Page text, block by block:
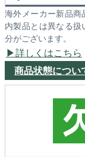
海外メーカー新品商
内製品とは異なる扱
分がございます。
詳しくはこちら
商品状態につい